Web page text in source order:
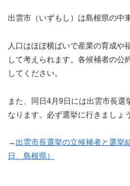
出雲市（いずもし）は島根県の中
人口はほぼ横ばいで産業の育成や
して考えられます。各候補者の公
してください。
また、同日4月9日には出雲市長選
なります。必ず選挙に行きましょう
→ 出雲市長選挙の立候補者と選挙
日、島根県）